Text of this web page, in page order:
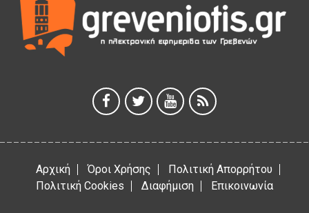
5 Αυγούστου 2026
Γρεβενά: Συνελήφθη 18χρονος αλλοδαπός, για κλοπή
εξοπλισμού γυμναστηρίου
5 Αυγούστου 2026
Αρχική Όροι Χρήσης
Πολιτική Απορρήτου
Πολιτική Cookies
Διαφήμιση Επικοινωνία